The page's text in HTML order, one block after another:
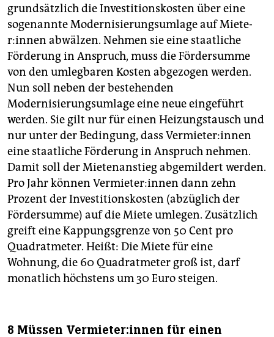
grundsätzlich die Investitionskosten über eine
sogenannte Modernisierungsumlage auf Mie­te­
r:in­nen abwälzen. Nehmen sie eine staatliche
Förderung in Anspruch, muss die Fördersumme
von den umlegbaren Kosten abgezogen werden.
Nun soll neben der bestehenden
Modernisierungsumlage eine neue eingeführt
werden. Sie gilt nur für einen Heizungstausch und
nur unter der Bedingung, dass Ver­mie­te­r:in­nen
eine staatliche Förderung in Anspruch nehmen.
Damit soll der Mietenanstieg abgemildert werden.
Pro Jahr können Ver­mie­te­r:in­nen dann zehn
Prozent der Investitionskosten (abzüglich der
Fördersumme) auf die Miete umlegen. Zusätzlich
greift eine Kappungsgrenze von 50 Cent pro
Quadratmeter. Heißt: Die Miete für eine
Wohnung, die 60 Quadratmeter groß ist, darf
monatlich höchstens um 30 Euro steigen.
8 Müssen Ver­mie­te­r:in­nen für einen